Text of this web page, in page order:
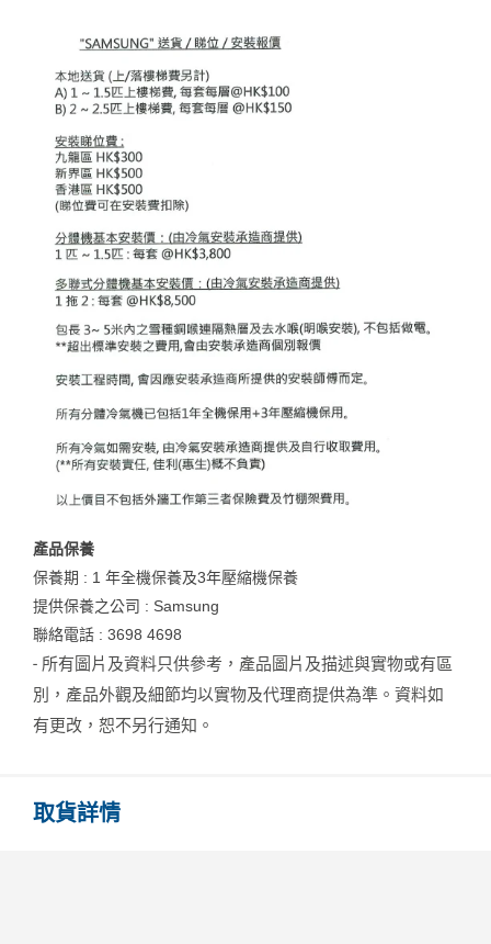
產品保養
保養期 : 1 年全機保養及3年壓縮機保養
提供保養之公司 : Samsung
聯絡電話 : 3698 4698
- 所有圖片及資料只供參考，產品圖片及描述與實物或有區
別，產品外觀及細節均以實物及代理商提供為準。資料如
有更改，恕不另行通知。
取貨詳情